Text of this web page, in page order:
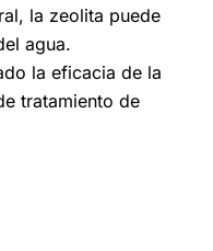
la zeolita puede
agua.
la eficacia de la
tratamiento de